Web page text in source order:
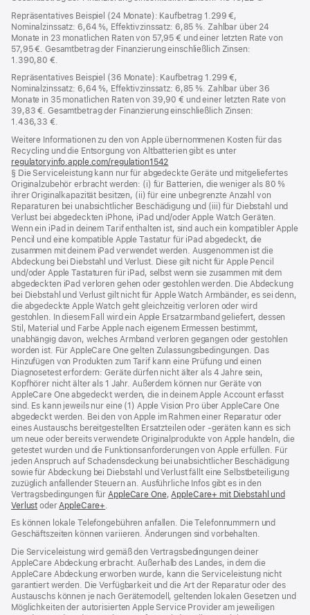
Repräsentatives Beispiel (24 Monate): Kaufbetrag 1.299 €,
Nominalzinssatz: 6,64 %, Effektivzinssatz: 6,85 %. Zahlbar über 24
Monate in 23 monatlichen Raten von 57,95 € und einer letzten Rate von
57,95 €. Gesamtbetrag der Finanzierung einschließlich Zinsen:
1.390,80 €.
Repräsentatives Beispiel (36 Monate): Kaufbetrag 1.299 €,
Nominalzinssatz: 6,64 %, Effektivzinssatz: 6,85 %. Zahlbar über 36
Monate in 35 monatlichen Raten von 39,90 € und einer letzten Rate von
39,83 €. Gesamtbetrag der Finanzierung einschließlich Zinsen:
1.436,33 €.
Weitere Informationen zu den von Apple übernommenen Kosten für das
Recycling und die Entsorgung von Altbatterien gibt es unter
regulatoryinfo.apple.com/regulation1542
ein
neues
Fenster)
§ Die Serviceleistung kann nur für abgedeckte Geräte und mitgeliefertes
Originalzubehör erbracht werden: (i) für Batterien, die weniger als 80 %
ihrer Originalkapazität besitzen, (ii) für eine unbegrenzte Anzahl von
Reparaturen bei unabsichtlicher Beschädigung und (iii) für Diebstahl und
Verlust bei abgedeckten iPhone, iPad und/oder Apple Watch Geräten.
Wenn ein iPad in deinem Tarif enthalten ist, sind auch ein kompatibler Apple
Pencil und eine kompatible Apple Tastatur für iPad abgedeckt, die
zusammen mit deinem iPad verwendet werden. Ausgenommen ist die
Abdeckung bei Diebstahl und Verlust. Diese gilt nicht für Apple Pencil
und/oder Apple Tastaturen für iPad, selbst wenn sie zusammen mit dem
abgedeckten iPad verloren gehen oder gestohlen werden. Die Abdeckung
bei Diebstahl und Verlust gilt nicht für Apple Watch Armbänder, es sei denn,
die abgedeckte Apple Watch geht gleichzeitig verloren oder wird
gestohlen. In diesem Fall wird ein Apple Ersatzarmband geliefert, dessen
Stil, Material und Farbe Apple nach eigenem Ermessen bestimmt,
unabhängig davon, welches Armband verloren gegangen oder gestohlen
worden ist. Für AppleCare One gelten Zulassungsbedingungen. Das
Hinzufügen von Produkten zum Tarif kann eine Prüfung und einen
Diagnosetest erfordern: Geräte dürfen nicht älter als 4 Jahre sein,
Kopfhörer nicht älter als 1 Jahr. Außerdem können nur Geräte von
AppleCare One abgedeckt werden, die in deinem Apple Account erfasst
sind. Es kann jeweils nur eine (1) Apple Vision Pro über AppleCare One
abgedeckt werden. Bei den von Apple im Rahmen einer Reparatur oder
eines Austauschs bereitgestellten Ersatzteilen oder ‑geräten kann es sich
um neue oder bereits verwendete Originalprodukte von Apple handeln, die
getestet wurden und die Funktions­anforderungen von Apple erfüllen. Für
jeden Anspruch auf Schadensdeckung bei unabsichtlicher Beschädigung
sowie für Abdeckung bei Diebstahl und Verlust fällt eine Selbstbeteiligung
zuzüglich anfallender Steuern an. Ausführliche Infos gibt es in den
Vertragsbedingungen für AppleCare One(Öffnet
Fenster)
, AppleCare+ mit Diebstahl und
Verlust (Öffnet
neues
Fenster)
oder AppleCare+
neues
Fenster)
Es können lokale Telefongebühren anfallen. Die Telefonnummern und
Geschäftszeiten können variieren. Änderungen sind vorbehalten.
Die Serviceleistung wird gemäß den Vertragsbedingungen deiner
AppleCare Abdeckung erbracht. Außerhalb des Landes, in dem die
AppleCare Abdeckung erworben wurde, kann die Serviceleistung nicht
garantiert werden. Die Verfügbarkeit und die Art der Reparatur oder des
Austauschs können je nach Gerätemodell, geltenden lokalen Gesetzen und
Möglichkeiten der autorisierten Apple Service Provider am jeweiligen